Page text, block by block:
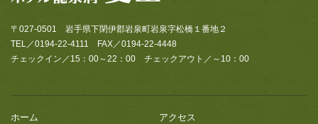
〒027-0501 岩手県下閉伊郡岩泉町岩泉字松橋１番地２
TEL／0194-22-4111 FAX／0194-22-4448
チェックイン／15：00～22：00 チェックアウト／～10：00
ホーム アクセス